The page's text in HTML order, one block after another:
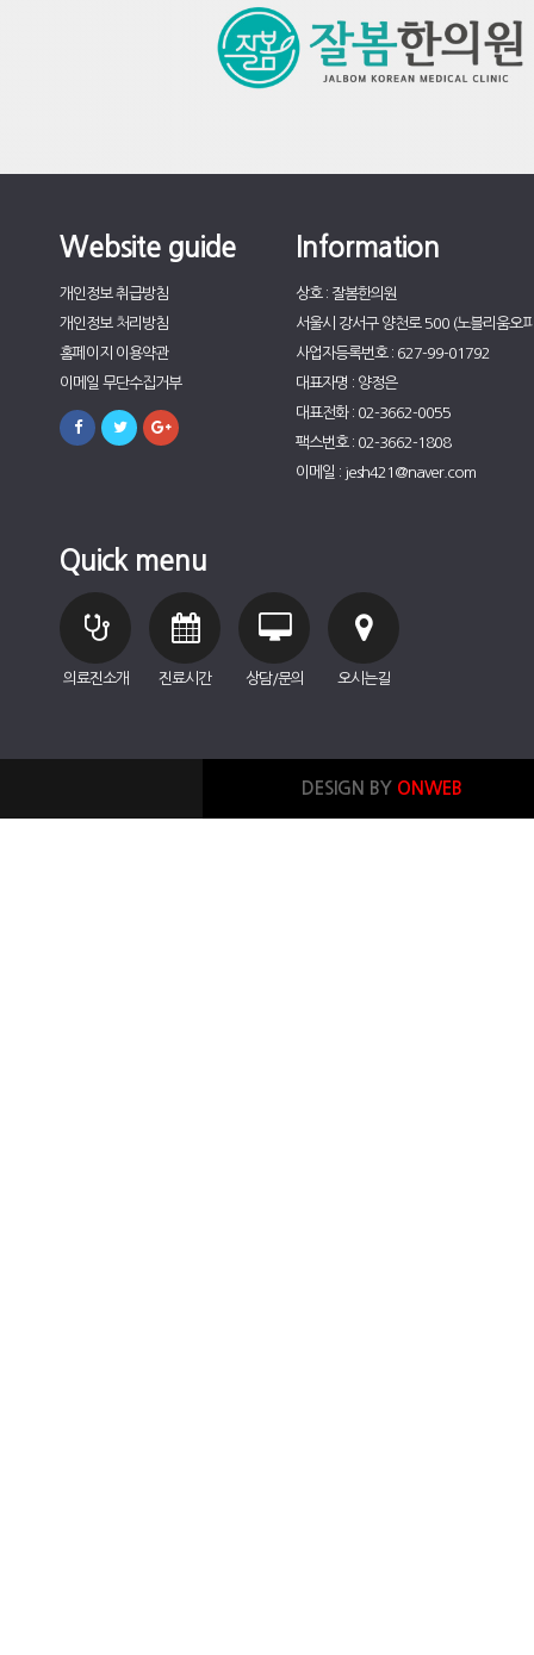
Website guide
개인정보 취급방침
개인정보 처리방침
홈페이지 이용약관
이메일 무단수집거부
Information
상호 : 잘봄한의원
서울시 강서구 양천로 500 (노블리움오
사업자등록번호 : 627-99-01792
대표자명 : 양정은
대표전화 : 02-3662-0055
팩스번호 : 02-3662-1808
이메일 : jesh421@naver.com
Quick menu
의료진소개 진료시간 상담/문의 오시는길
DESIGN BY ONWEB